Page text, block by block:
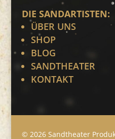
DIE SANDARTISTEN:
ÜBER UNS
SHOP
BLOG
SANDTHEATER
KONTAKT
© 2026 Sandtheater